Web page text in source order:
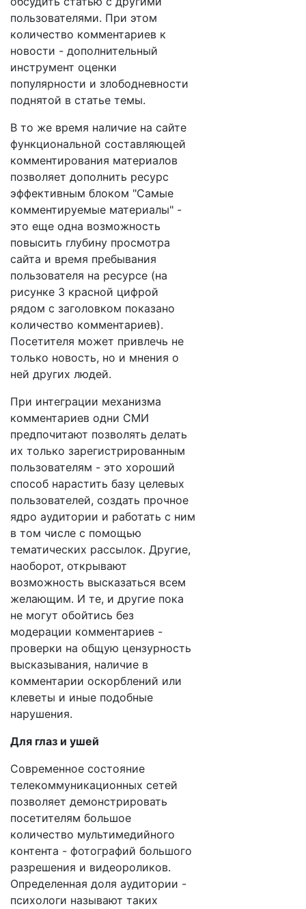
пользователями. При этом
количество комментариев к
новости - дополнительный
инструмент оценки
популярности и злободневности
поднятой в статье темы.
В то же время наличие на сайте
функциональной составляющей
комментирования материалов
позволяет дополнить ресурс
эффективным блоком "Самые
комментируемые материалы" -
это еще одна возможность
повысить глубину просмотра
сайта и время пребывания
пользователя на ресурсе (на
рисунке 3 красной цифрой
рядом с заголовком показано
количество комментариев).
Посетителя может привлечь не
только новость, но и мнения о
ней других людей.
При интеграции механизма
комментариев одни СМИ
предпочитают позволять делать
их только зарегистрированным
пользователям - это хороший
способ нарастить базу целевых
пользователей, создать прочное
ядро аудитории и работать с ним
в том числе с помощью
тематических рассылок. Другие,
наоборот, открывают
возможность высказаться всем
желающим. И те, и другие пока
не могут обойтись без
модерации комментариев -
проверки на общую цензурность
высказывания, наличие в
комментарии оскорблений или
клеветы и иные подобные
нарушения.
Для глаз и ушей
Современное состояние
телекоммуникационных сетей
позволяет демонстрировать
посетителям большое
количество мультимедийного
контента - фотографий большого
разрешения и видеороликов.
Определенная доля аудитории -
психологи называют таких